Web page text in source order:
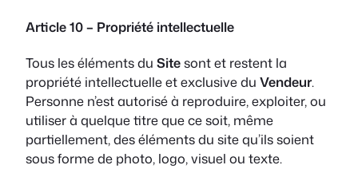
Article 10 – Propriété intellectuelle
Tous les éléments du Sitesont et restent la
propriété intellectuelle et exclusive du Vendeur.
Personne n’est autorisé à reproduire, exploiter, ou
utiliser à quelque titre que ce soit, même
partiellement, des éléments du site qu’ils soient
sous forme de photo, logo, visuel ou texte.